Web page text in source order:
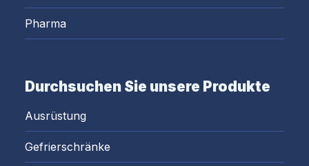
Pharma
Durchsuchen Sie unsere Produkte
Ausrüstung
Gefrierschränke